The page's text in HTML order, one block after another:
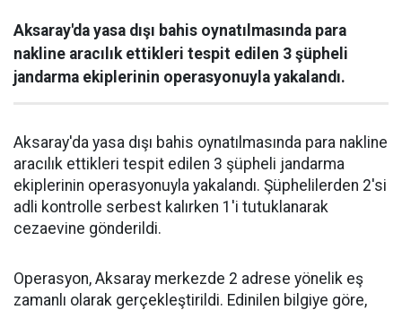
Aksaray'da yasa dışı bahis oynatılmasında para
nakline aracılık ettikleri tespit edilen 3 şüpheli
jandarma ekiplerinin operasyonuyla yakalandı.
Aksaray'da yasa dışı bahis oynatılmasında para nakline
aracılık ettikleri tespit edilen 3 şüpheli jandarma
ekiplerinin operasyonuyla yakalandı. Şüphelilerden 2'si
adli kontrolle serbest kalırken 1'i tutuklanarak
cezaevine gönderildi.
Operasyon, Aksaray merkezde 2 adrese yönelik eş
zamanlı olarak gerçekleştirildi. Edinilen bilgiye göre,